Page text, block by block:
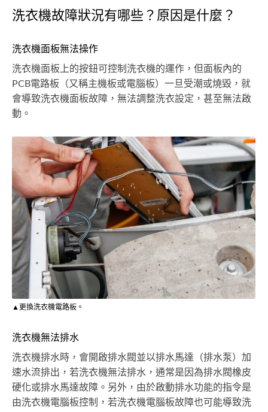
洗衣機故障狀況有哪些？原因是什麼？
洗衣機面板無法操作
洗衣機面板上的按鈕可控制洗衣機的運作，但面板內的
PCB電路板（又稱主機板或電腦板）一旦受潮或燒毀，就
會導致洗衣機面板故障，無法調整洗衣設定，甚至無法啟
動。
▲更換洗衣機電路板。
洗衣機無法排水
洗衣機排水時，會開啟排水閥並以排水馬達（排水泵）加
速水流排出，若洗衣機無法排水，通常是因為排水閥橡皮
硬化或排水馬達故障。另外，由於啟動排水功能的指令是
由洗衣機電腦板控制，若洗衣機電腦板故障也可能導致洗